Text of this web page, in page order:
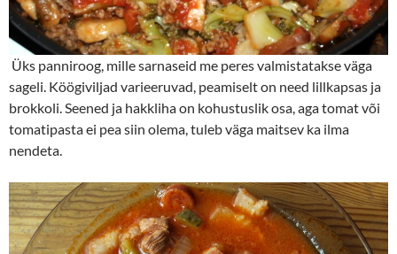
Üks panniroog, mille sarnaseid me peres valmistatakse väga
sageli. Köögiviljad varieeruvad, peamiselt on need lillkapsas ja
brokkoli. Seened ja hakkliha on kohustuslik osa, aga tomat või
tomatipasta ei pea siin olema, tuleb väga maitsev ka ilma
nendeta.